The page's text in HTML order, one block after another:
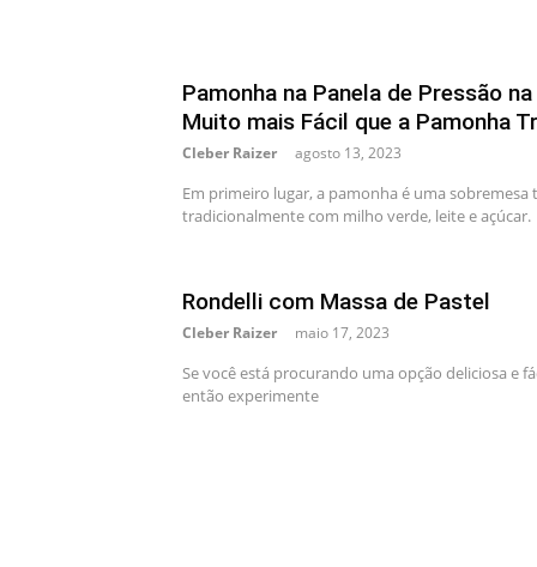
Pamonha na Panela de Pressão
Muito mais Fácil que a Pamonha
Cleber Raizer agosto 13, 2023
Em primeiro lugar, a pamonha é uma sobremesa
tradicionalmente com milho verde, leite e açúcar.
Rondelli com Massa de Pastel
Cleber Raizer maio 17, 2023
Se você está procurando uma opção deliciosa e
então experimente